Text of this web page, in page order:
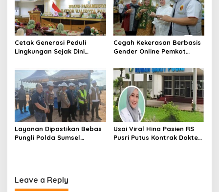
Cetak Generasi Peduli
Lingkungan Sejak Dini
Program Perkuat Adiwiyata
Cegah Kekerasan Berbasis
Gender Online Pemkot
Digital Perempuan
Layanan Dipastikan Bebas
Pungli Polda Sumsel
Usai Viral Hina Pasien RS
Pusri Putus Kontrak Dokter
Leave a Reply